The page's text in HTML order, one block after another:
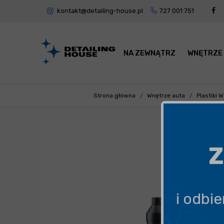
kontakt@detailing-house.pl 727 001 751
NA ZEWNĄTRZ WNĘTRZE
Strona główna Wnętrze auta Plastiki
i